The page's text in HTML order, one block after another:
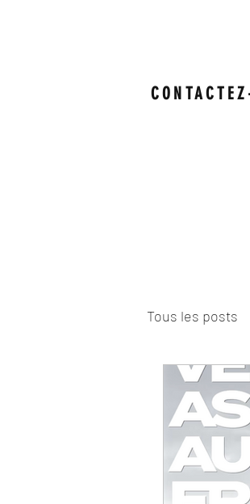
Tous les posts